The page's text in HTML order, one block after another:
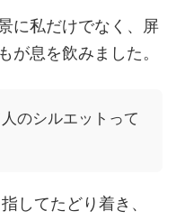
に私だけでなく、屏
が息を飲みました。
のシルエットって
してたどり着き、